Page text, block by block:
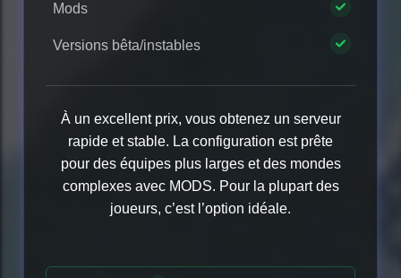
Mods
Versions bêta/instables
À un excellent prix, vous obtenez un serveur
rapide et stable. La configuration est prête
pour des équipes plus larges et des mondes
complexes avec MODS. Pour la plupart des
joueurs, c’est l’option idéale.